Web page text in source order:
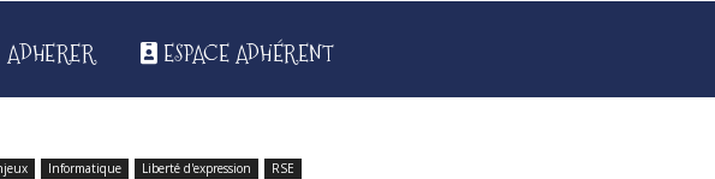
ADHERER ESPACE ADHÉRENT
Informatique Liberté d'expression RSE